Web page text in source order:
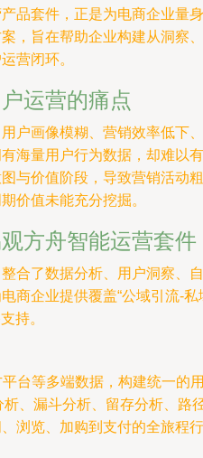
品套件，正是为电商企业量身
，旨在帮助企业构建从洞察、
营闭环。
运营的痛点
户画像模糊、营销效率低下、
海量用户行为数据，却难以有
与价值阶段，导致营销活动粗
价值未能充分挖掘。
方舟智能运营套件
合了数据分析、用户洞察、自
商企业提供覆盖“公域引流-私
持。
台等多端数据，构建统一的
、漏斗分析、留存分析、路
浏览、加购到支付的全旅程行